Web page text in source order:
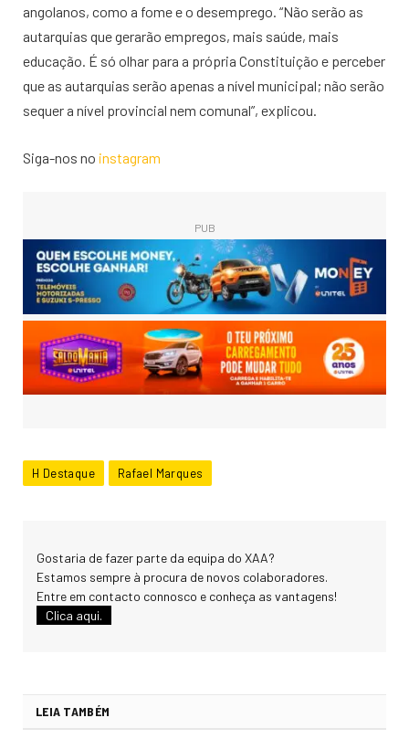
angolanos, como a fome e o desemprego. “Não serão as
autarquias que gerarão empregos, mais saúde, mais
educação. É só olhar para a própria Constituição e perceber
que as autarquias serão apenas a nível municipal; não serão
sequer a nível provincial nem comunal”, explicou.
Siga-nos no instagram
PUB
H Destaque Rafael Marques
Gostaria de fazer parte da equipa do XAA?
Estamos sempre à procura de novos colaboradores.
Entre em contacto connosco e conheça as vantagens!
Clica aqui.
LEIA TAMBÉM